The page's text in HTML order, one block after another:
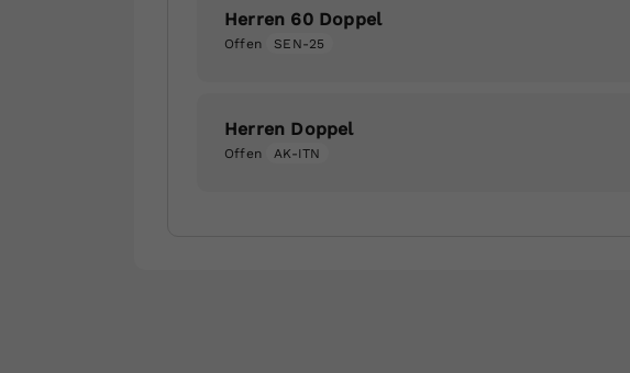
Herren 60 Doppel
Offen SEN-25
Herren Doppel
Offen AK-ITN